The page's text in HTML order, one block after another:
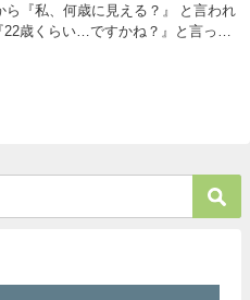
ら『私、何歳に見える？』 と言われ
22歳くらい…ですかね？』と言った